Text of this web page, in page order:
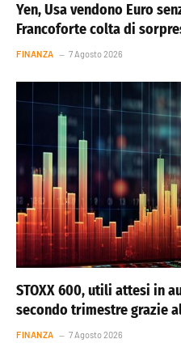
Yen, Usa vendono Euro
Francoforte colta di
FINANZA 7 Agosto 2026
STOXX 600, utili attesi in
secondo trimestre grazie
FINANZA 7 Agosto 2026